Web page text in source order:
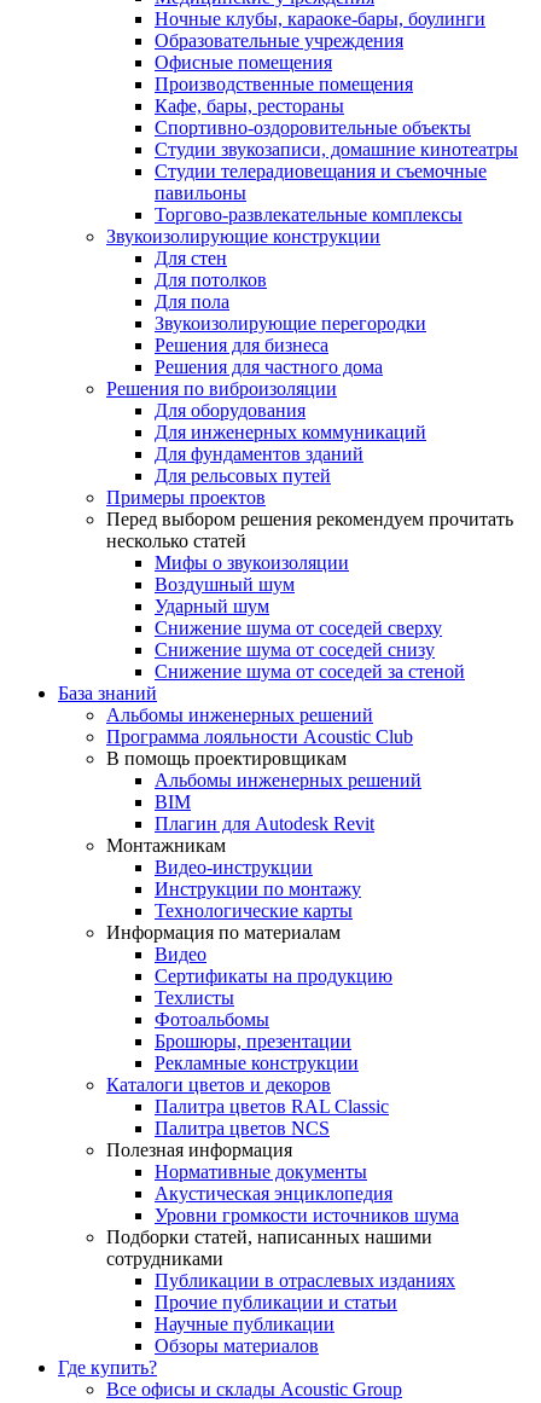
Ночные клубы, караоке-бары, боулинги
Образовательные учреждения
Офисные помещения
Производственные помещения
Кафе, бары, рестораны
Спортивно-оздоровительные объекты
Студии звукозаписи, домашние кинотеатры
Студии телерадиовещания и съемочные
павильоны
Торгово-развлекательные комплексы
Звукоизолирующие конструкции
Для стен
Для потолков
Для пола
Звукоизолирующие перегородки
Решения для бизнеса
Решения для частного дома
Решения по виброизоляции
Для оборудования
Для инженерных коммуникаций
Для фундаментов зданий
Для рельсовых путей
Примеры проектов
Перед выбором решения рекомендуем прочитать
несколько статей
Мифы о звукоизоляции
Воздушный шум
Ударный шум
Снижение шума от соседей сверху
Снижение шума от соседей снизу
Снижение шума от соседей за стеной
База знаний
Альбомы инженерных решений
Программа лояльности Acoustic Club
В помощь проектировщикам
Альбомы инженерных решений
BIM
Плагин для Autodesk Revit
Монтажникам
Видео-инструкции
Инструкции по монтажу
Технологические карты
Информация по материалам
Видео
Сертификаты на продукцию
Техлисты
Фотоальбомы
Брошюры, презентации
Рекламные конструкции
Каталоги цветов и декоров
Палитра цветов RAL Сlassic
Палитра цветов NCS
Полезная информация
Нормативные документы
Акустическая энциклопедия
Уровни громкости источников шума
Подборки статей, написанных нашими
сотрудниками
Публикации в отраслевых изданиях
Прочие публикации и статьи
Научные публикации
Обзоры материалов
Где купить?
Все офисы и склады Acoustic Group